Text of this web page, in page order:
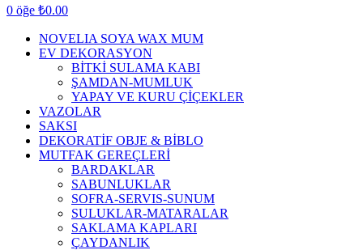
0 öğe ₺0.00
NOVELIA SOYA WAX MUM
EV DEKORASYON
BİTKİ SULAMA KABI
ŞAMDAN-MUMLUK
YAPAY VE KURU ÇİÇEKLER
VAZOLAR
SAKSI
DEKORATİF OBJE & BİBLO
MUTFAK GEREÇLERİ
BARDAKLAR
SABUNLUKLAR
SOFRA-SERVIS-SUNUM
SULUKLAR-MATARALAR
SAKLAMA KAPLARI
ÇAYDANLIK